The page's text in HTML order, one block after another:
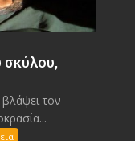
σκύλου,
τον